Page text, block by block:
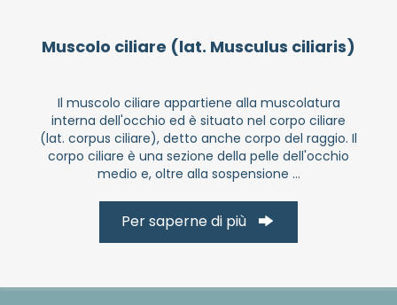
Muscolo ciliare (lat. Musculus ciliaris)
Il muscolo ciliare appartiene alla muscolatura
interna dell'occhio ed è situato nel corpo ciliare
(lat. corpus ciliare), detto anche corpo del raggio. Il
corpo ciliare è una sezione della pelle dell'occhio
medio e, oltre alla sospensione ...
Per saperne di più